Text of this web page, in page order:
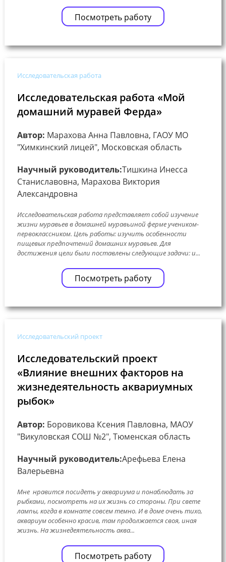
Посмотреть работу
Исследовательская работа
Исследовательская работа «Мой
домашний муравей Ферда»
Автор: Марахова Анна Павловна, ГАОУ МО
"Химкинский лицей", Московская область
Научный руководитель:Тишкина Инесса
Станиславовна, Марахова Виктория
Александровна
Исследовательская работа представляет собой изучение
жизни муравьев в домашней муравьиной ферме учеником-
первоклассником. Цель работы: изучить особенности
пищевых предпочтений домашних муравьев. Для
достижения цели были поставлены следующие задачи: и...
Посмотреть работу
Исследовательский проект
Исследовательский проект
«Влияние внешних факторов на
жизнедеятельность аквариумных
рыбок»
Автор: Боровикова Ксения Павловна, МАОУ
"Викуловская СОШ №2", Тюменская область
Научный руководитель:Арефьева Елена
Валерьевна
Мне нравится посидеть у аквариума и понаблюдать за
рыбками, посмотреть на их жизнь со стороны. При свете
лампы, когда в комнате совсем темно. И в доме очень тихо,
аквариум особенно красив, там продолжается своя, иная
жизнь. На жизнедеятельность аква...
Посмотреть работу